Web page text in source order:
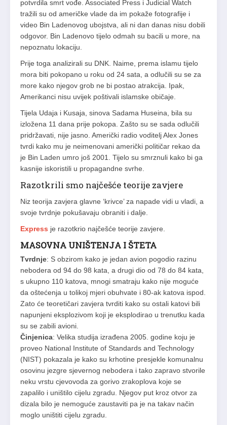
potvrdila smrt vođe. Associated Press i Judicial Watch
tražili su od američke vlade da im pokaže fotografije i
video Bin Ladenovog ubojstva, ali ni dan danas nisu dobili
odgovor. Bin Ladenovo tijelo odmah su bacili u more, na
nepoznatu lokaciju.
Prije toga analizirali su DNK. Naime, prema islamu tijelo
mora biti pokopano u roku od 24 sata, a odlučili su se za
more kako njegov grob ne bi postao atrakcija. Ipak,
Amerikanci nisu uvijek poštivali islamske običaje.
Tijela Udaja i Kusaja, sinova Sadama Huseina, bila su
izložena 11 dana prije pokopa. Zašto su se sada odlučili
pridržavati, nije jasno. Američki radio voditelj Alex Jones
tvrdi kako mu je neimenovani američki političar rekao da
je Bin Laden umro još 2001. Tijelo su smrznuli kako bi ga
kasnije iskoristili u propagandne svrhe.
Razotkrili smo najčešće teorije zavjere
Niz teorija zavjera glavne ‘krivce’ za napade vidi u vladi, a
svoje tvrdnje pokušavaju obraniti i dalje.
Express je razotkrio najčešće teorije zavjere.
MASOVNA UNIŠTENJA I ŠTETA
Tvrdnje: S obzirom kako je jedan avion pogodio razinu
nebodera od 94 do 98 kata, a drugi dio od 78 do 84 kata,
s ukupno 110 katova, mnogi smatraju kako nije moguće
da oštećenja u tolikoj mjeri obuhvate i 80-ak katova ispod.
Zato će teoretičari zavjera tvrditi kako su ostali katovi bili
napunjeni eksplozivom koji je eksplodirao u trenutku kada
su se zabili avioni.
Činjenica: Velika studija izrađena 2005. godine koju je
proveo National Institute of Standards and Technology
(NIST) pokazala je kako su krhotine presjekle komunalnu
osovinu jezgre sjevernog nebodera i tako zapravo stvorile
neku vrstu cjevovoda za gorivo zrakoplova koje se
zapalilo i uništilo cijelu zgradu. Njegov put kroz otvor za
dizala bilo je nemoguće zaustaviti pa je na takav način
moglo uništiti cijelu zgradu.